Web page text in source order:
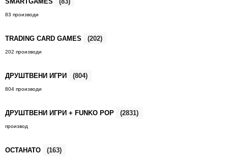
83 производи
TRADING CARD GAMES (202)
202 производи
ДРУШТВЕНИ ИГРИ (804)
804 производи
ДРУШТВЕНИ ИГРИ + FUNKO POP (2831)
производ
ОСТАНАТО (163)